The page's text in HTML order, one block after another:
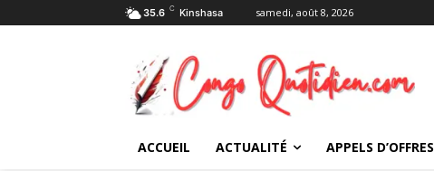
35.6 C Kinshasa samedi, août 8, 2026
ACCUEIL ACTUALITÉ APPELS D’OFFRES